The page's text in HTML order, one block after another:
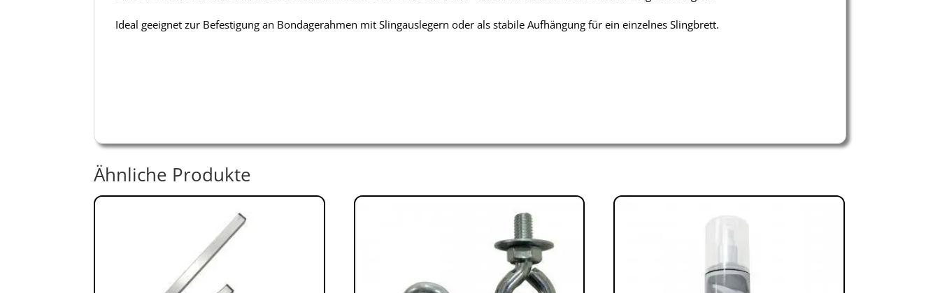
Ideal geeignet zur Befestigung an Bondagerahmen mit Slingauslegern oder als stabile Aufhängung für ein einzelnes Slingbrett.
Ähnliche Produkte